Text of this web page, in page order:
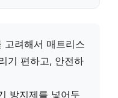
고려해서 매트리스
기 편하고, 안전하
방지제를 넣어두